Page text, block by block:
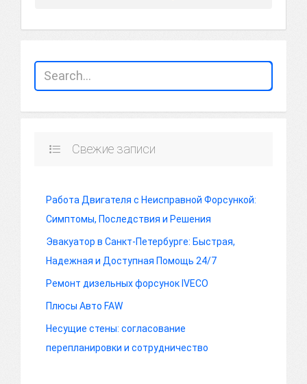
Свежие записи
Работа Двигателя с Неисправной Форсункой:
Симптомы, Последствия и Решения
Эвакуатор в Санкт-Петербурге: Быстрая,
Надежная и Доступная Помощь 24/7
Ремонт дизельных форсунок IVECO
Плюсы Авто FAW
Несущие стены: согласование
перепланировки и сотрудничество